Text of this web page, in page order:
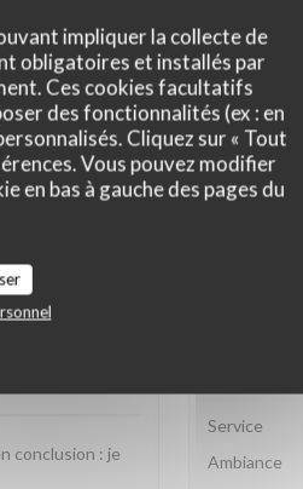
impliquer la collecte de
obligatoires et installés par
Ces cookies facultatifs
des fonctionnalités (ex : en
Cliquez sur « Tout
Vous pouvez modifier
en bas à gauche des pages du
conclusion : je
Note
Service
Ambiance